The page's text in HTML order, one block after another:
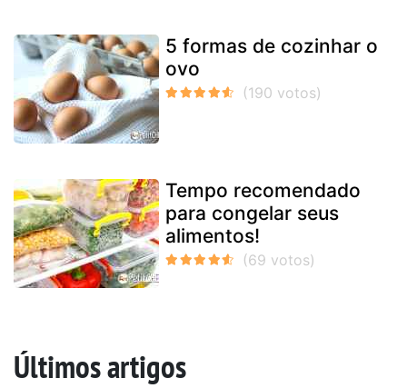
5 formas de cozinhar o
ovo
Tempo recomendado
para congelar seus
alimentos!
Últimos artigos